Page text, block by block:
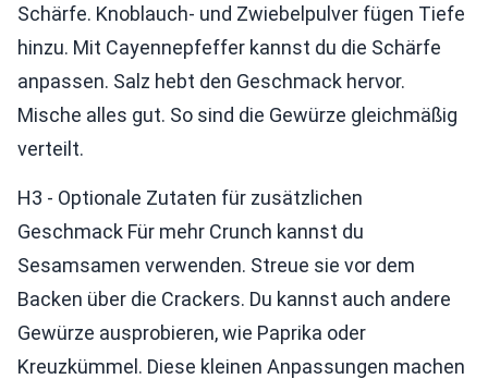
Schärfe. Knoblauch- und Zwiebelpulver fügen Tiefe
hinzu. Mit Cayennepfeffer kannst du die Schärfe
anpassen. Salz hebt den Geschmack hervor.
Mische alles gut. So sind die Gewürze gleichmäßig
verteilt.
H3 - Optionale Zutaten für zusätzlichen
Geschmack Für mehr Crunch kannst du
Sesamsamen verwenden. Streue sie vor dem
Backen über die Crackers. Du kannst auch andere
Gewürze ausprobieren, wie Paprika oder
Kreuzkümmel. Diese kleinen Anpassungen machen